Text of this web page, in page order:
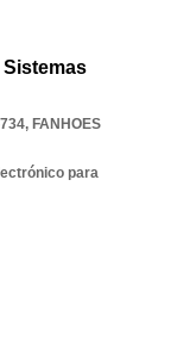
, FANHOES
para